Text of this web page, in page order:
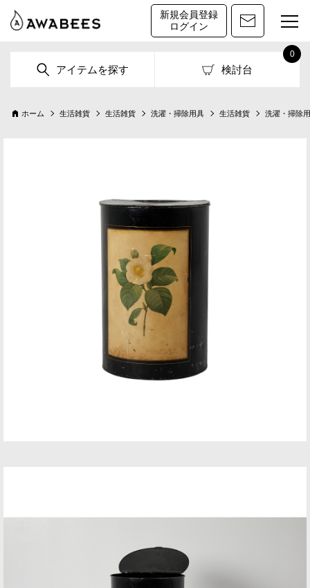
新規会員登録
ログイン
アイテムを探す 検討台
0
ホーム 生活雑貨 生活雑貨 洗濯・掃除用具 生活雑貨 洗濯・掃除